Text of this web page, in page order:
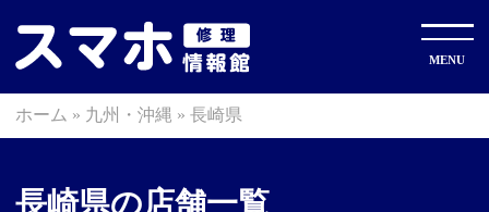
ホーム » 九州・沖縄 »長崎県
長崎県の店舗一覧